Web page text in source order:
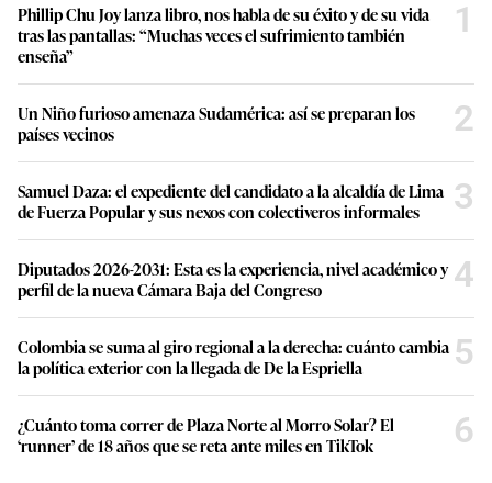
Phillip Chu Joy lanza libro, nos habla de su éxito y de su vida
tras las pantallas: “Muchas veces el sufrimiento también
enseña”
1
Un Niño furioso amenaza Sudamérica: así se preparan los
países vecinos
2
Samuel Daza: el expediente del candidato a la alcaldía de Lima
de Fuerza Popular y sus nexos con colectiveros informales
3
Diputados 2026-2031: Esta es la experiencia, nivel académico y
perfil de la nueva Cámara Baja del Congreso
4
Colombia se suma al giro regional a la derecha: cuánto cambia
la política exterior con la llegada de De la Espriella
5
¿Cuánto toma correr de Plaza Norte al Morro Solar? El
‘runner’ de 18 años que se reta ante miles en TikTok
6